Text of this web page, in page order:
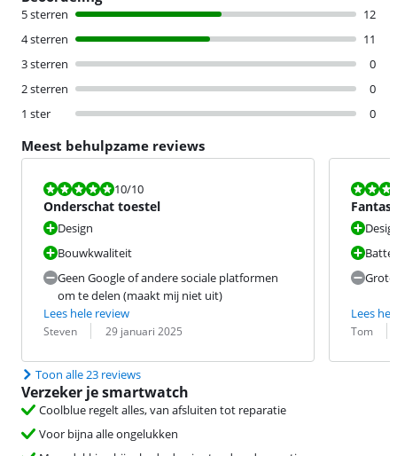
5 sterren
12
4 sterren
11
3 sterren
0
2 sterren
0
1 ster
0
Meest behulpzame reviews
Beoordeling is 10 van de 10.
10/10
Onderschat toestel
Design
Bouwkwaliteit
Geen Google of andere sociale platformen
om te delen (maakt mij niet uit)
Lees hele review
Beoordeling door:
Steven
Datum: 29 januari 2025
Lees
Tom
Datum:
Toon alle 23 reviews
Verzeker je smartwatch
Coolblue regelt alles, van afsluiten tot reparatie
Voor bijna alle ongelukken